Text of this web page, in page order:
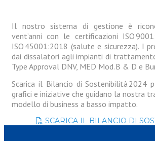
Il nostro sistema di gestione è
vent’anni con le certificazioni ISO
ISO 45001:2018 (salute e sicurezza). I
dai dissalatori agli impianti di
Type Approval DNV, MED Mod. B & D e
Scarica il Bilancio di Sostenibilità 2024
grafici e iniziative che guidano la nostra
modello di business a basso impatto.
SCARICA IL BILANCIO DI